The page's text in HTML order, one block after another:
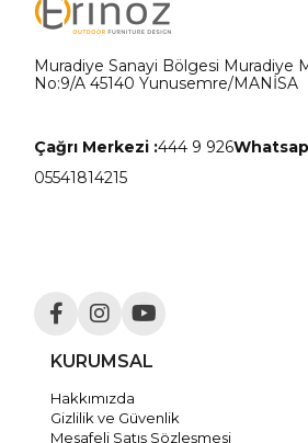
Muradiye Sanayi Bölgesi Muradiye
No:9/A 45140 Yunusemre/MANİSA
Çağrı Merkezi :444 9 926
05541814215
KURUMSAL
Hakkımızda
Gizlilik ve Güvenlik
Mesafeli Satış Sözleşmesi